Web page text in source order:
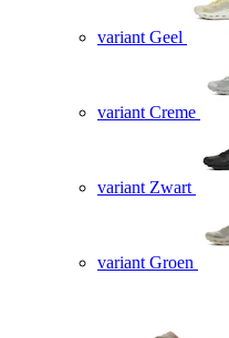
variant Geel
variant Creme
variant Zwart
variant Groen